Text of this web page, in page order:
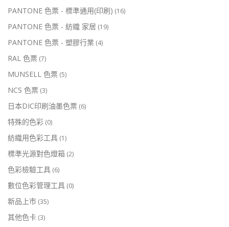
PANTONE 色票 - 標準通用(印刷) (16)
PANTONE 色票 - 紡織 家居 (19)
PANTONE 色票 - 塑膠行業 (4)
RAL 色票 (7)
MUNSELL 色票 (5)
NCS 色票 (3)
日本DIC印刷油墨色票 (6)
特殊的色彩 (0)
紡織用色彩工具 (1)
標準光源對色燈箱 (2)
色彩檢驗工具 (6)
數位色彩管理工具 (0)
新品上市 (35)
其他色卡 (3)